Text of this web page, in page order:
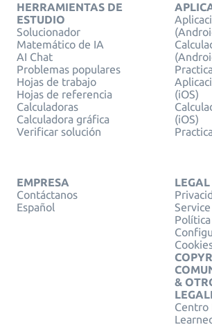
HERRAMIENTAS DE
ESTUDIO
Solucionador
Matemático de IA
AI Chat
Problemas populares
Hojas de trabajo
Hojas de referencia
Calculadoras
Calculadora gráfica
Verificar solución
(iOS)
(iOS)
EMPRESA
Contáctanos
Español
LEGAL
&
Centro